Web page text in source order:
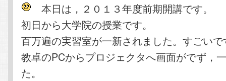
本日は，２０１３年度前期開講です。
初日から大学院の授業です。
百万遍の実習室が一新されました。すごい
教卓のPCからプロジェクタへ画面がでず，
た。